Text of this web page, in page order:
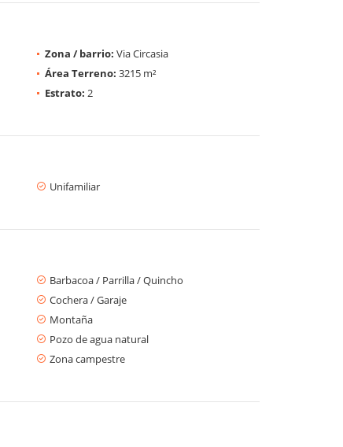
Zona / barrio: Via Circasia
Área Terreno: 3215 m²
Estrato: 2
Unifamiliar
Barbacoa / Parrilla / Quincho
Cochera / Garaje
Montaña
Pozo de agua natural
Zona campestre